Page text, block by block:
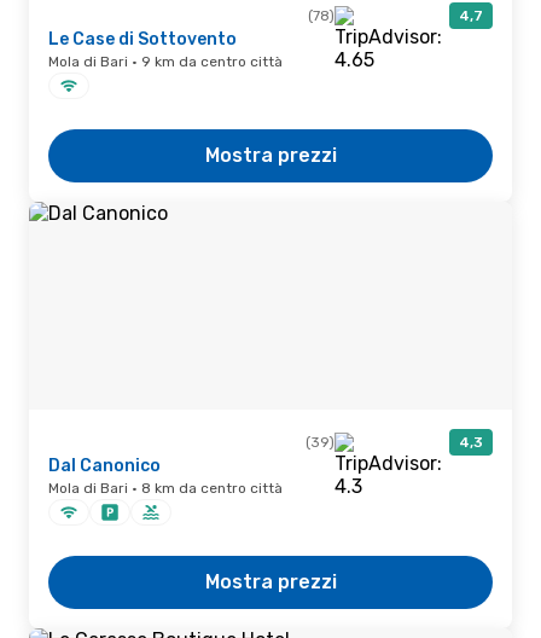
(78) 4,7
Le Case di Sottovento
Mola di Bari · 9 km da centro città
Mostra prezzi
(39) 4,3
Dal Canonico
Mola di Bari · 8 km da centro città
Mostra prezzi